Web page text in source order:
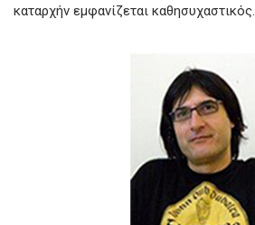
καταρχήν εμφανίζεται καθησυχαστικός.